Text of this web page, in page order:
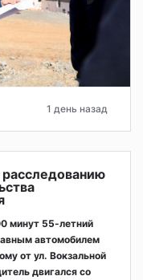
1 день назад
минут 55-летний
автомобилем
от ул. Вокзальной
двигался со